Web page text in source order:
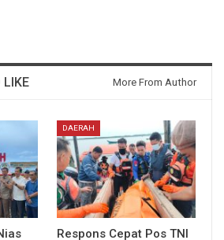
LIKE More From Author
DAERAH
Respons Cepat Pos TNI